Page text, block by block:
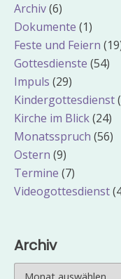
Archiv(6)
Dokumente (1)
Feste und Feiern
Gottesdienste (54)
Impuls (29)
Kindergottesdienst
Kirche im Blick(24)
Monatsspruch (56)
Ostern (9)
Termine (7)
Videogottesdienst
Archiv
Archiv